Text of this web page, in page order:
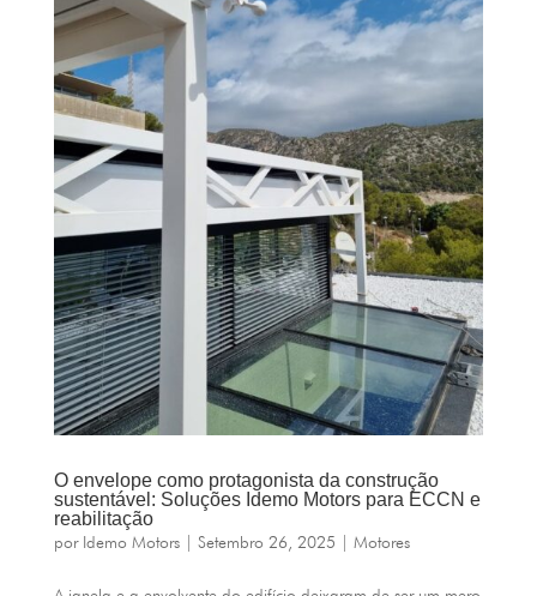
O envelope como protagonista da construção
sustentável: Soluções Idemo Motors para ECCN e
reabilitação
por Idemo Motors| Setembro 26, 2025 Motores